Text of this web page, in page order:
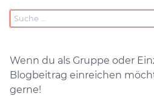
Wenn du als Gruppe oder
Blogbeitrag einreichen
gerne!